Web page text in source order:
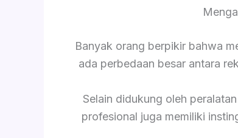
Banyak orang berpikir bahwa
ada perbedaan besar antara
Selain didukung oleh
profesional juga memiliki